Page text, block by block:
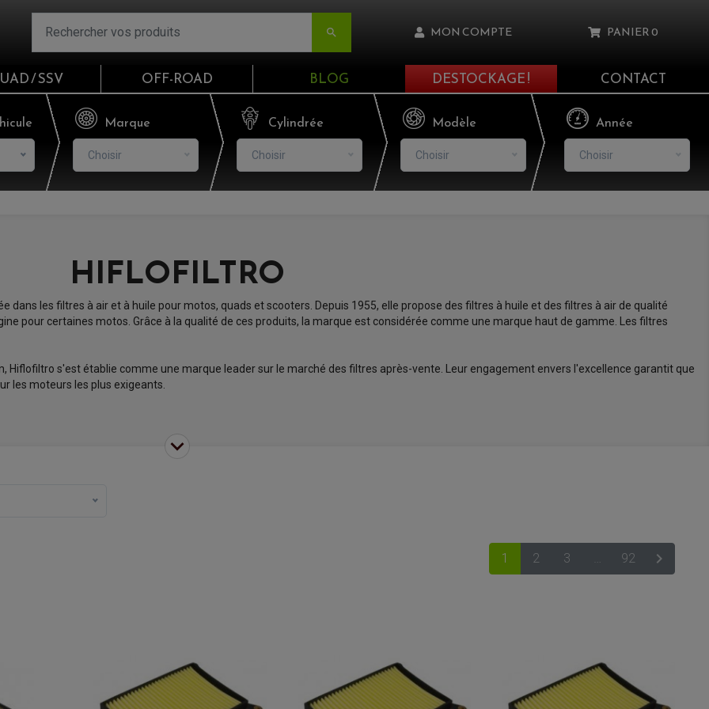
 MON COMPTE
Email
Mot de passe
PANIER0
Il n'y a aucun produit dans votre panier
VOIR LE PANIER
/ SSV OFF-ROAD BLOG DESTOCKAGE ! CONTACT
Marque
Choisir
Cylindrée
Choisir
Modèle
Choisir
Année
Choisir
HIFLOFILTRO
dans les filtres à air et à huile pour motos, quads et scooters. Depuis 1955, elle propose des filtres à huile et des filtres à air de qualité
pour certaines motos. Grâce à la qualité de ces produits, la marque est considérée comme une marque haut de gamme. Les filtres
Hiflofiltro s'est établie comme une marque leader sur le marché des filtres après-vente. Leur engagement envers l'excellence garantit que
les moteurs les plus exigeants.
1 2 3 … 92 SUIVANT
